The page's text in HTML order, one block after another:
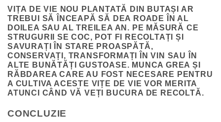
VIȚA DE VIE NOU PLANTATĂ DIN BUTAȘI AR
TREBUI SĂ ÎNCEAPĂ SĂ DEA ROADE ÎN AL
DOILEA SAU AL TREILEA AN. PE MĂSURĂ CE
STRUGURII SE COC, POT FI RECOLTAȚI ȘI
SAVURAȚI ÎN STARE PROASPĂTĂ,
CONSERVAȚI, TRANSFORMAȚI ÎN VIN SAU ÎN
ALTE BUNĂTĂȚI GUSTOASE. MUNCA GREA ȘI
RĂBDAREA CARE AU FOST NECESARE PENTRU
A CULTIVA ACESTE VIȚE DE VIE VOR MERITA
ATUNCI CÂND VĂ VEȚI BUCURA DE RECOLTĂ.
CONCLUZIE